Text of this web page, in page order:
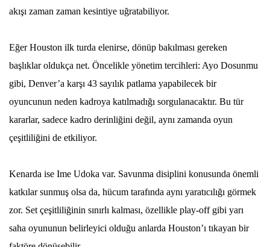
akışı zaman zaman kesintiye uğratabiliyor.
Eğer Houston ilk turda elenirse, dönüp bakılması gereken
başlıklar oldukça net. Öncelikle yönetim tercihleri: Ayo Dosunmu
gibi, Denver’a karşı 43 sayılık patlama yapabilecek bir
oyuncunun neden kadroya katılmadığı sorgulanacaktır. Bu tür
kararlar, sadece kadro derinliğini değil, aynı zamanda oyun
çeşitliliğini de etkiliyor.
Kenarda ise Ime Udoka var. Savunma disiplini konusunda önemli
katkılar sunmuş olsa da, hücum tarafında aynı yaratıcılığı görmek
zor. Set çeşitliliğinin sınırlı kalması, özellikle play-off gibi yarı
saha oyununun belirleyici olduğu anlarda Houston’ı tıkayan bir